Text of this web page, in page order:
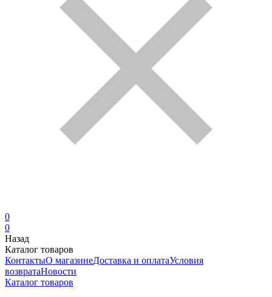
0
0
Назад
Каталог товаров
КонтактыО магазинеДоставка и оплатаУсловия
возвратаНовости
Каталог товаров